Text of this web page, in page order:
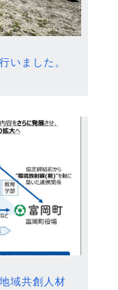
いました。
域共創人材